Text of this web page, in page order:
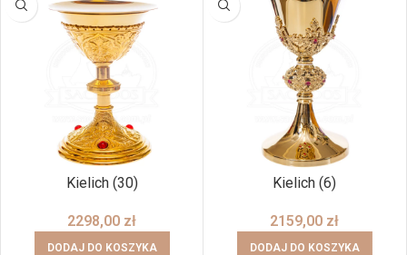
Kielich (30)
2298,00 zł
DODAJ DO KOSZYKA
Kielich (6)
2159,00 zł
DODAJ DO KOSZYKA